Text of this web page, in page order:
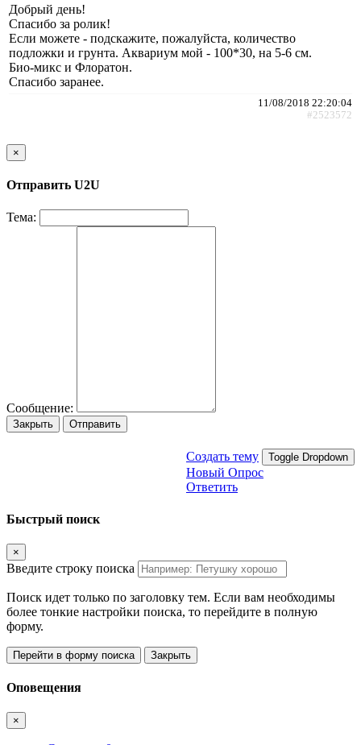
Добрый день!
Спасибо за ролик!
Если можете - подскажите, пожалуйста, количество
подложки и грунта. Аквариум мой - 100*30, на 5-6 см.
Био-микс и Флоратон.
Спасибо заранее.
11/08/2018 22:20:04
#2523572
×
Отправить U2U
Тема:
Сообщение:
Закрыть Отправить
Создать тему Toggle Dropdown
Новый Опрос
Ответить
Быстрый поиск
×
Введите строку поиска
Поиск идет только по заголовку тем. Если вам необходимы
более тонкие настройки поиска, то перейдите в полную
форму.
Перейти в форму поиска Закрыть
Оповещения
×